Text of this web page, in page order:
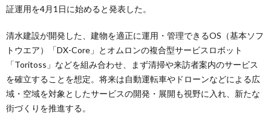
証運用を4月1日に始めると発表した。
清水建設が開発した、建物を適正に運用・管理できるOS（基本ソフ
トウエア）「DX-Core」とオムロンの複合型サービスロボット
「Toritoss」などを組み合わせ、まず清掃や来訪者案内のサービス
を確立することを想定。将来は自動運転車やドローンなどによる広
域・空域を対象としたサービスの開発・展開も視野に入れ、新たな
街づくりを推進する。